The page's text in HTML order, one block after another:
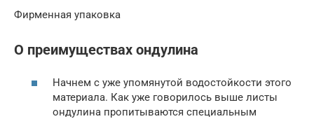
Фирменная упаковка
О преимуществах ондулина
Начнем с уже упомянутой водостойкости этого
материала. Как уже говорилось выше листы
ондулина пропитываются специальным